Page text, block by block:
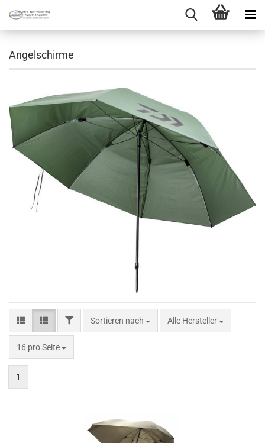
Angelschirme
FILTERSortieren nach
Sortieren nach Alle Hersteller
16 pro Seite
pro Seite
1